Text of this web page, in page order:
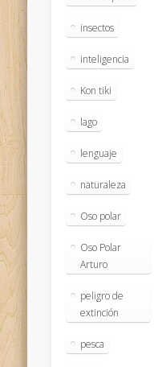
insectos
inteligencia
Kon tiki
lago
lenguaje
naturaleza
Oso polar
Oso Polar
Arturo
peligro de
extinción
pesca